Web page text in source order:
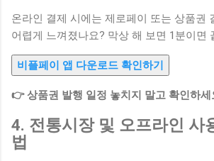
온라인 결제 시에는 제로페이 또는 상품권
어렵게 느껴졌나요? 막상 해 보면 1분이면
비플페이 앱 다운로드 확인하기
👉 상품권 발행 일정 놓치지 말고 확인하세
4. 전통시장 및 오프라인 사
법